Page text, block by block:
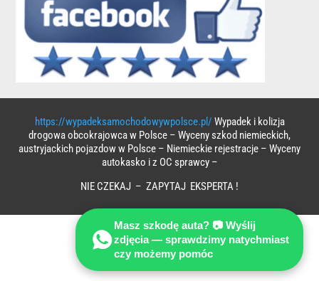
https://wypadeksamochodowywpolsce.pl/ Wypadek i kolizja
drogowa obcokrajowca w Polsce – Wyceny szkod niemieckich,
austryjackich pojazdow w Polsce – Niemieckie rejestracje – Wyceny
autokasko i z OC sprawcy –
NIE CZEKAJ – ZAPYTAJ EKSPERTA !
Masz szkodę auta? 📷 Wyślij
zdjęcia — sprawdzimy natychmiast
czy możemy pomóc